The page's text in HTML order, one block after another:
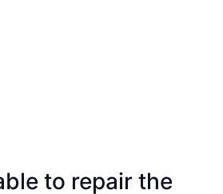
to repair the